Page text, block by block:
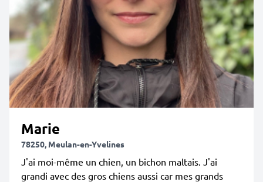
Marie
78250, Meulan-en-Yvelines
J'ai moi-même un chien, un bichon maltais. J'ai
grandi avec des gros chiens aussi car mes grands